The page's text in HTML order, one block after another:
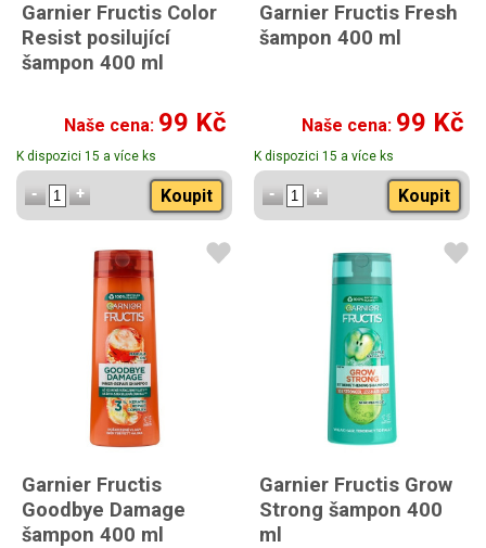
Garnier Fructis Color
Resist posilující
šampon 400 ml
Naše cena: 99 Kč
K dispozici 15 a více ks
Koupit
Garnier Fructis Fresh
šampon 400 ml
Naše cena: 99 Kč
K dispozici 15 a více ks
Koupit
Garnier Fructis
Goodbye Damage
šampon 400 ml
Garnier Fructis Grow
Strong šampon 400
ml